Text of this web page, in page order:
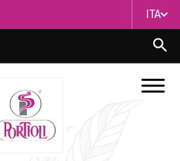
ITA
ITA
ENG